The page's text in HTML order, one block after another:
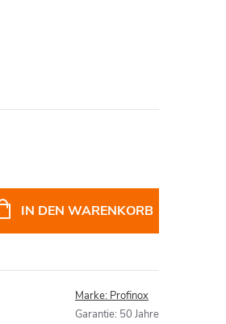
IN DEN WARENKORB
Marke: Profinox
Garantie: 50 Jahre